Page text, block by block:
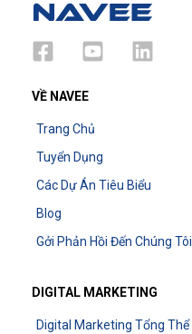
VỀ NAVEE
Trang Chủ
Tuyển Dụng
Các Dự Án Tiêu Biểu
Blog
Gởi Phản Hồi Đến Chúng Tôi
DIGITAL MARKETING
Digital Marketing Tổng Thể